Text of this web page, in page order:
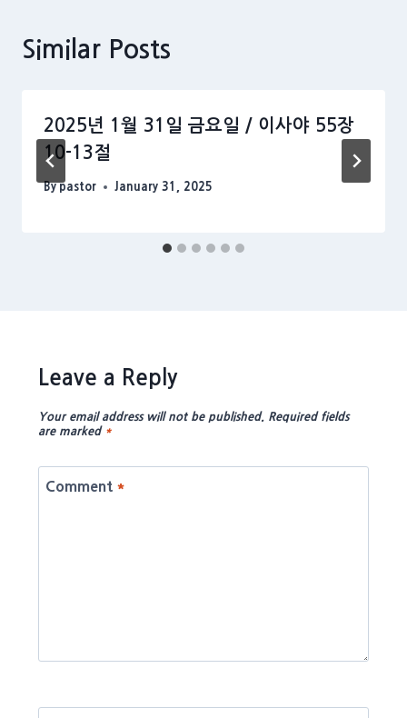
Similar Posts
2025년 1월 31일 금요일 / 이사야 55장
10-13절
By pastor January 31, 2025
Leave a Reply
Your email address will not be published. Required fields
are marked *
Comment *